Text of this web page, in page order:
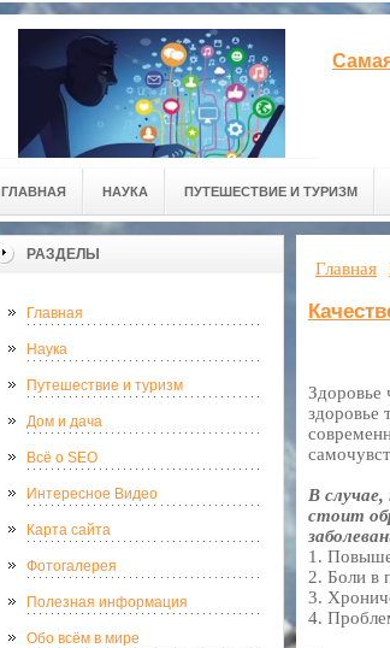
ГЛАВНАЯ НАУКА ПУТЕШЕСТВИЕ И ТУРИЗМ
РАЗДЕЛЫ
Главная
Наука
Путешествие и туризм
Дом и дача
Всё о SEO
Интересное Видео
Карта сайта
Фотогалерея
Полезная информация
Обо всём в мире
Главная
Здоровье
здоровье
В
стоит
1.
2. Боли в
3.
4.